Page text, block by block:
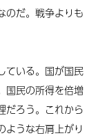
のだ。戦争よりも
ている。国が国民
国民の所得を倍増
だろう。これから
ような右肩上がり